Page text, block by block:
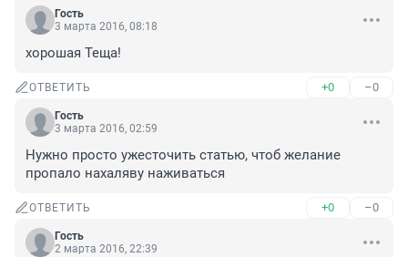
Гость
3 марта 2016, 08:18
хорошая Теща!
ОТВЕТИТЬ +0 –0
Гость
3 марта 2016, 02:59
Нужно просто ужесточить статью, чтоб желание
пропало нахаляву наживаться
ОТВЕТИТЬ +0 –0
Гость
2 марта 2016, 22:39